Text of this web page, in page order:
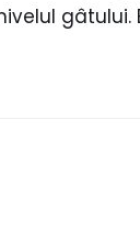
gâtului.